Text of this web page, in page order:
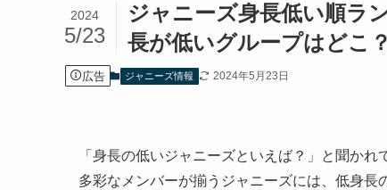
ジャニーズ身長低い順ラ
長が低いグループはどこ
2024
5/23
広告 ジャニーズ情報 2024年5月23日
「身長の低いジャニーズといえば？」と聞か
多彩なメンバーが揃うジャニーズには、低身長